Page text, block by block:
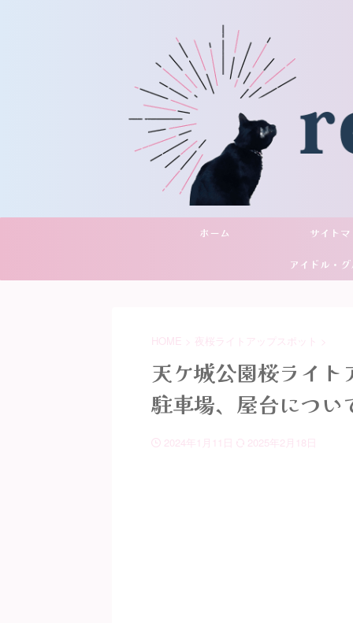
ホーム サイト
アイドル・
HOME > 夜桜ライトアップスポット >
天ケ城公園桜ライ
駐車場、屋台につい
2024年1月11日 2025年2月18日